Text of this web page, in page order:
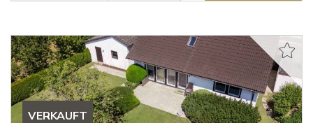
VERKAUFT